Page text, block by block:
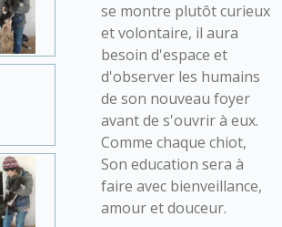
se montre plutôt curieux
et volontaire, il aura
besoin d'espace et
d'observer les humains
de son nouveau foyer
avant de s'ouvrir à eux.
Comme chaque chiot,
Son education sera à
faire avec bienveillance,
amour et douceur.